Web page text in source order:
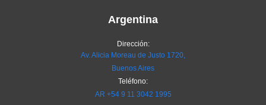
Argentina
Dirección:
Av. Alicia Moreau de Justo 1720,
Buenos Aires
Teléfono:
AR +54 9 11 3042 1995